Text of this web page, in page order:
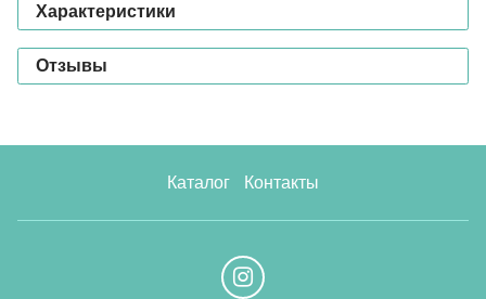
Характеристики
Отзывы
Каталог Контакты